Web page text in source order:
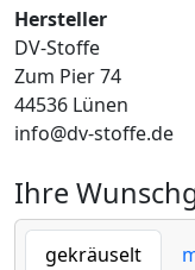
Hersteller
DV-Stoffe
Zum Pier 74
44536 Lünen
info@dv-stoffe.de
Ihre
gekräuselt